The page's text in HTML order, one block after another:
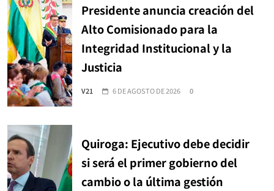
Presidente anuncia creación del
Alto Comisionado para la
Integridad Institucional y la
Justicia
V21 6 DE AGOSTO DE 2026 0
Quiroga: Ejecutivo debe decidir
si será el primer gobierno del
cambio o la última gestión